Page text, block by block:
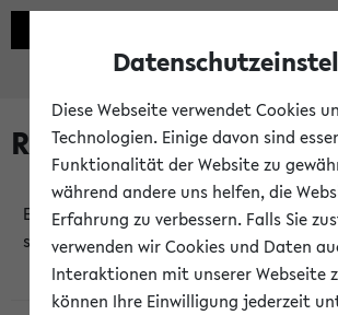
Raumänderungen
Es wurden keine Raumänderungen an
stattfindenden Veranstaltungen
Diese Webseite verwendet Cookies
Technologien. Einige davon sind
Funktionalität der Website zu
während andere uns helfen, die
Erfahrung zu verbessern. Falls Sie
verwenden wir Cookies und Daten
Interaktionen mit unserer Webseite
können Ihre Einwilligung jederzeit